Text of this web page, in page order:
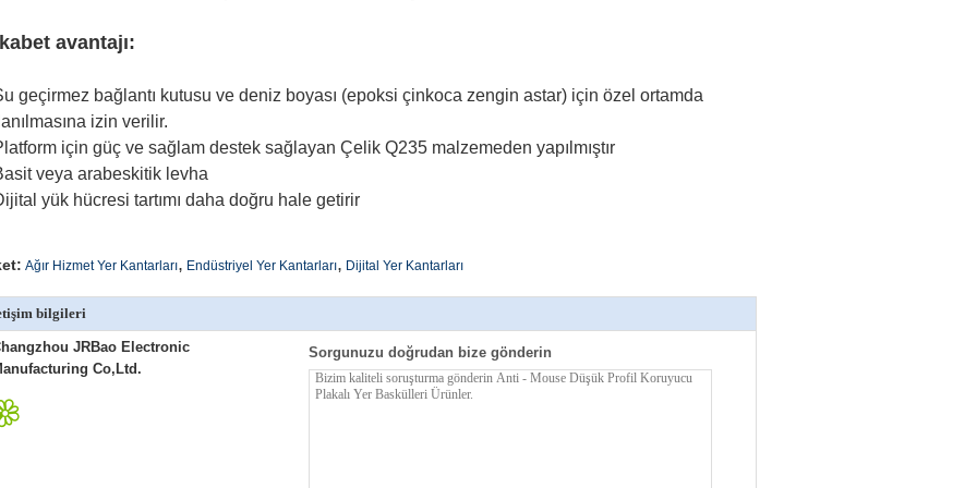
avantajı:
geçirmez bağlantı kutusu ve deniz boyası (epoksi çinkoca zengin astar) için özel ortamda
izin verilir.
için güç ve sağlam destek sağlayan Çelik Q235 malzemeden yapılmıştır
veya arabeskitik levha
yük hücresi tartımı daha doğru hale getirir
Ağır Hizmet Yer Kantarları, Endüstriyel Yer Kantarları, Dijital Yer Kantarları
bilgileri
JRBao Electronic
Co,Ltd.
Sorgunuzu doğrudan bize gönderin